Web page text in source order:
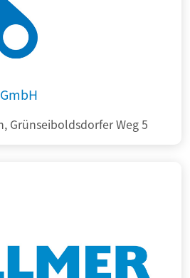
Grünseiboldsdorfer Weg 5